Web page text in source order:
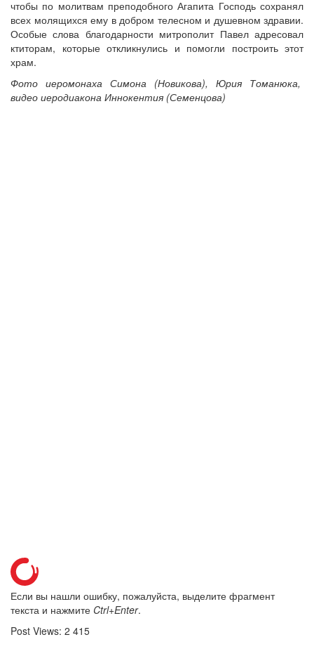
чтобы по молитвам преподобного Агапита Господь сохранял
всех молящихся ему в добром телесном и душевном здравии.
Особые слова благодарности митрополит Павел адресовал
ктиторам, которые откликнулись и помогли построить этот
храм.
Фото иеромонаха Симона (Новикова), Юрия Томанюка,
видео иеродиакона Иннокентия (Семенцова)
Если вы нашли ошибку, пожалуйста, выделите фрагмент
текста и нажмите Ctrl+Enter.
Post Views: 2 415